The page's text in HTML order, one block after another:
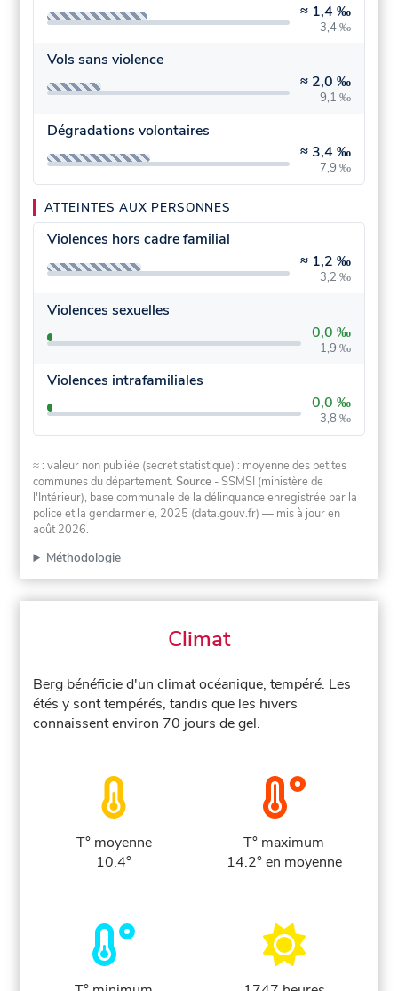
≈ 1,4 ‰
3,4 ‰
Vols sans violence
≈ 2,0 ‰
9,1 ‰
Dégradations volontaires
≈ 3,4 ‰
7,9 ‰
ATTEINTES AUX PERSONNES
Violences hors cadre familial
≈ 1,2 ‰
3,2 ‰
Violences sexuelles
0,0 ‰
1,9 ‰
Violences intrafamiliales
0,0 ‰
3,8 ‰
≈ : valeur non publiée (secret statistique) : moyenne des petites
communes du département.Source - SSMSI (ministère de
l'Intérieur), base communale de la délinquance enregistrée par la
police et la gendarmerie, 2025 (data.gouv.fr) — mis à jour en
août 2026.
Méthodologie
Climat
Berg bénéficie d'un climat océanique, tempéré. Les
étés y sont tempérés, tandis que les hivers
connaissent environ 70 jours de gel.
T° moyenne
10.4°
T° maximum
14.2° en moyenne